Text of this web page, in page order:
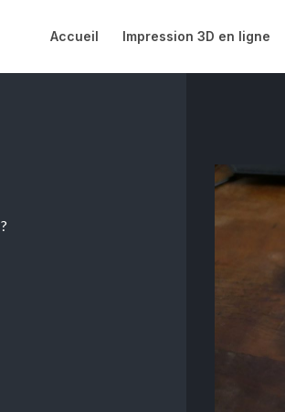
Accueil Impression 3D en ligne